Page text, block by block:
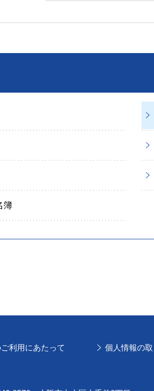
簿
利用にあたって 個人情報の